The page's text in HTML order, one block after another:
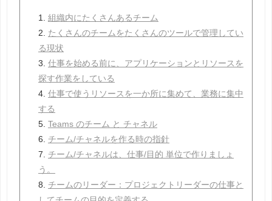
1. 組織内にたくさんあるチーム
2. たくさんのチームをたくさんのツールで管理してい
る現状
3. 仕事を始める前に、アプリケーションとリソースを
探す作業をしている
4. 仕事で使うリソースを一か所に集めて、業務に集中
する
5. Teams のチーム と チャネル
6. チーム/チャネルを作る時の指針
7. チーム/チャネルは、仕事/目的 単位で作りましょ
う。
8. チームのリーダー：プロジェクトリーダーの仕事と